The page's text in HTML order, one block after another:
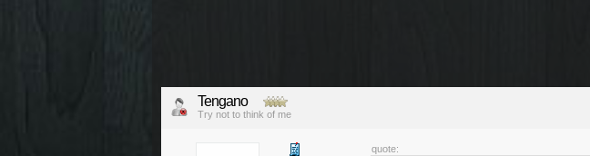
Tengano
Try not to think of me
quote: